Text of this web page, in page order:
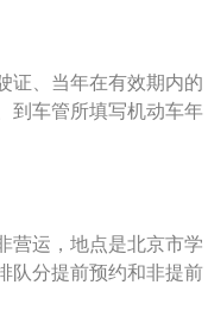
完毕，再回到大厅，到
取年审贴和环保检测合
驶证复印件，可以提前
间，不要过期，一旦过
信息，有违法信息的要
证、当年在有效期内的
到车管所填写机动车年
且缴纳检车费，超期检
完毕，再回到大厅，到
取年审贴和环保检测合
驶证复印件，可以提前
间，不要过期，一旦过
信息，有违法信息的要
营运，地点是北京市学
队分提前预约和非提前
格去大厅缴费，缴费过